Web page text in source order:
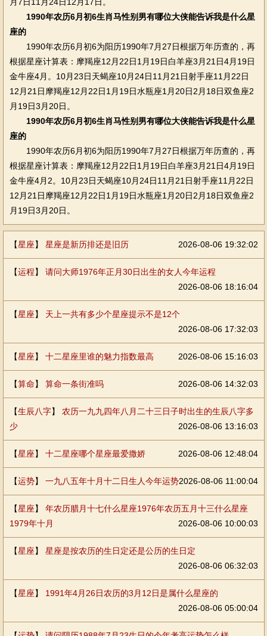
1990年农历6月初6生肖马性别男有哪位大侠能告诉我是什么星
座的
1990年农历6月初6为阳历1990年7月27日根据万年历查的，再
根据星座计算表：摩羯座12月22日1月19日白羊座3月21日4月19日
金牛座4月。10月23日天蝎座10月24日11月21日射手座11月22日
12月21日摩羯座12月22日1月19日水瓶座1月20日2月18日双鱼座2
月19日3月20日。
1990年农历6月初6生肖马性别男有哪位大侠能告诉我是什么星
座的
1990年农历6月初6为阳历1990年7月27日根据万年历查的，再
根据星座计算表：摩羯座12月22日1月19日白羊座3月21日4月19日
金牛座4月2。10月23日天蝎座10月24日11月21日射手座11月22日
12月21日摩羯座12月22日1月19日水瓶座1月20日2月18日双鱼座2
月19日3月20日。
【星座】 星座是新历排还是旧历 2026-08-06 19:32:02
【运程】 请问大师1976年正月30日出生的女人今年运程
2026-08-06 18:16:04
【星座】 天上一共有多少个星座提示不是12个
2026-08-06 17:32:03
【星座】 十二星座里谁的魅力指数最高 2026-08-06 15:16:03
【算命】 算命一条街准吗 2026-08-06 14:32:03
【生辰八字】 农历一九九四年八月二十三日子时出生的生辰八字多
少
2026-08-06 13:16:03
【星座】 十二星座哪个星座最爱撒娇 2026-08-06 12:48:04
【运势】 一九八五年十月十二日生人今年运势2026-08-06 11:00:04
【星座】 年农历腊月十七什么星座1976年农历五月十三什么星座
1979年十月
2026-08-06 10:00:03
【星座】 星座是按农历的生日定还是公历的生日定
2026-08-06 06:32:03
【星座】 1991年4月26日农历的3月12日是属什么星座的
2026-08-06 05:00:04